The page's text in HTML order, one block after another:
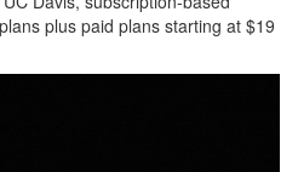
plus paid plans starting at $19